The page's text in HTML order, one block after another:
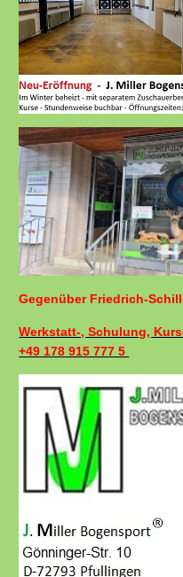
Gegenüber Friedrich-
Werkstatt-, Schulung,
+49 178 915 777 5